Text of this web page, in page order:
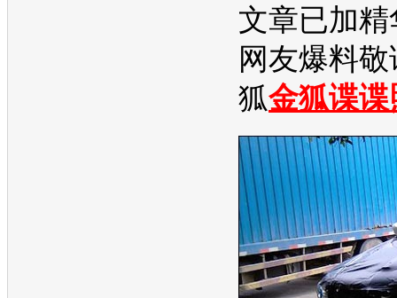
文章已加
网友爆料
狐金狐谍谍